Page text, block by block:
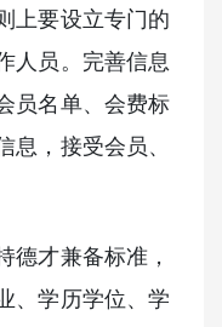
上要设立专门的
人员。完善信息
员名单、会费标
息，接受会员、
德才兼备标准，
、学历学位、学